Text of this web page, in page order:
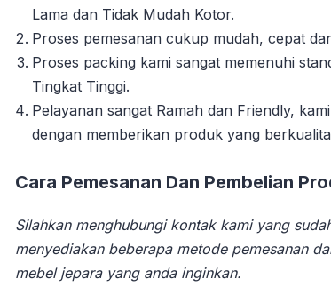
Lama dan Tidak Mudah Kotor.
Proses pemesanan cukup mudah, cepat
Proses packing kami sangat memenuhi
Tingkat Tinggi.
Pelayanan sangat Ramah dan Friendly,
dengan memberikan produk yang
Cara Pemesanan Dan Pembelian
Silahkan menghubungi kontak kami yang
menyediakan beberapa metode pemesanan
mebel jepara yang anda inginkan.